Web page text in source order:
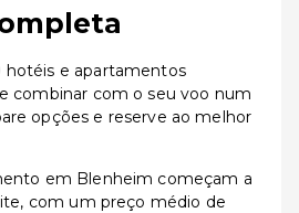
e apartamentos
combinar com o seu voo num
opções e reserve ao melhor
em Blenheim começam a
com um preço médio de